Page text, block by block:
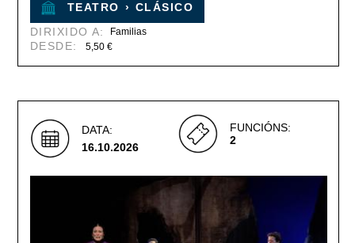
TEATRO › CLÁSICO
DIRIXIDO A:
Familias
DESDE: 5,50 €
DATA:
16.10.2026
FUNCIÓNS:
2